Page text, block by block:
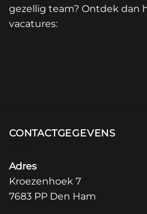
gezellig team? Ontdek dan
vacatures:
CONTACTGEGEVENS
Adres
Kroezenhoek 7
7683 PP Den Ham